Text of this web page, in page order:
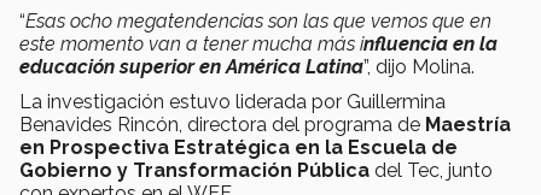
“Esas ocho megatendencias son las que vemos que en
este momento van a tener mucha más influencia en la
educación superior en América Latina”, dijo Molina.
La investigación estuvo liderada por Guillermina
Benavides Rincón, directora del programa de Maestría
en Prospectiva Estratégica en la Escuela de
Gobierno y Transformación Pública del Tec, junto